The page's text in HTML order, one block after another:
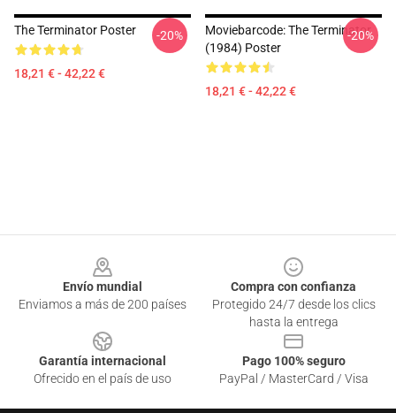
The Terminator Poster
18,21 € - 42,22 €
-20%
Moviebarcode: The Terminator
(1984) Poster
18,21 € - 42,22 €
-20%
Envío mundial
Enviamos a más de 200 países
Compra con confianza
Protegido 24/7 desde los clics
hasta la entrega
Garantía internacional
Ofrecido en el país de uso
Pago 100% seguro
PayPal / MasterCard / Visa